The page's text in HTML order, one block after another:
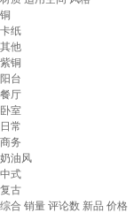
铜
卡纸
其他
紫铜
阳台
餐厅
卧室
日常
商务
奶油风
中式
复古
综合 销量 评论数 新品 价格